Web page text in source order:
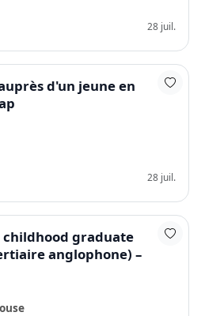
28 juil.
d'un jeune en
28 juil.
childhood graduate
anglophone) –